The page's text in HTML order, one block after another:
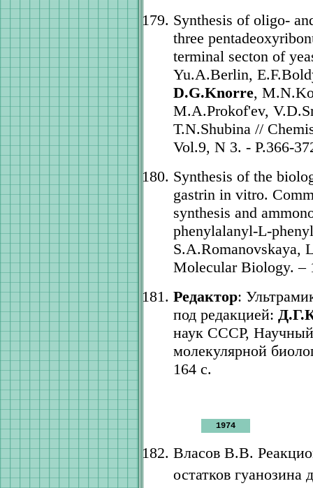
Synthesis of oligo-
three
terminal secton of
Yu.A.Berlin,
D.G.Knorre,
M.A.Prokof'ev,
T.N.Shubina //
Vol.9, N 3. - P.366-
Synthesis of the
gastrin in vitro.
synthesis and
phenylalanyl-L-
S.A.Romanovskaya,
Molecular Biology. –
Редактор:
под редакцией:
наук СССР,
молекулярной
164 с.
1974
Власов В.В.
остатков